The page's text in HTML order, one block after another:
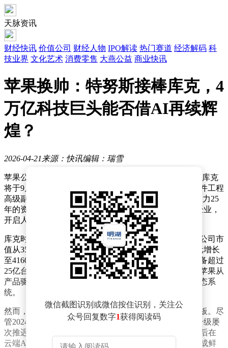
天脉资讯
财经快讯 价值公司 财经人物 IPO解读 热门赛道 经济解码 科
技业界 文化艺术 消费零售 大燕公益 商业快讯
苹果换帅：特努斯接棒库克，4
万亿科技巨头能否借AI再续辉
煌？
2026-04-21 来源：快讯编辑：瑞雪
苹果公司近日宣布重大人事调整：执掌帅印15年的蒂姆·库克
将于9月1日卸任首席执行官，转任董事会执行主席，硬件工程
高级副总裁约翰·特努斯将接任CEO一职。这位在苹果效力25
年的资深高管，将带领这家市值突破4万亿美元的科技企业，
开启人工智能时代的战略转型。
库克时代堪称苹果商业史上的黄金篇章。在其任期内，公司市
值从3500亿美元飙升至4万亿美元，年营收从1080亿美元增长
至4160亿美元，服务业务形成千亿级规模，全球活跃设备超过
25亿台。通过构建精密的全球供应链网络，库克成功将苹果从
产品驱动型企业转型为覆盖硬件、软件、服务的商业生态系
统。
然而，生成式人工智能领域的竞争暴露出苹果的战略短板。尽
管2024年推出"Apple Intelligence"战略，但Siri的智能化升级屡
次推迟，用户难以感知AI技术的实际落地。这种技术滞后在
云端AI和前沿大模型研发领域尤为明显，与竞争对手形成鲜
微信截图识别或微信按住识别，关注公
众号回复数字1获得阅读码